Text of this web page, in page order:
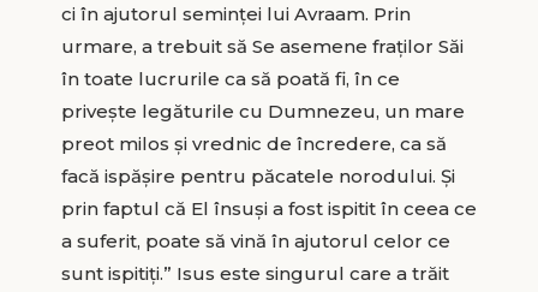
ci în ajutorul seminţei lui Avraam. Prin
urmare, a trebuit să Se asemene fraţilor Săi
în toate lucrurile ca să poată fi, în ce
priveşte legăturile cu Dumnezeu, un mare
preot milos şi vrednic de încredere, ca să
facă ispăşire pentru păcatele norodului. Şi
prin faptul că El însuşi a fost ispitit în ceea ce
a suferit, poate să vină în ajutorul celor ce
sunt ispitiţi.” Isus este singurul care a trăit